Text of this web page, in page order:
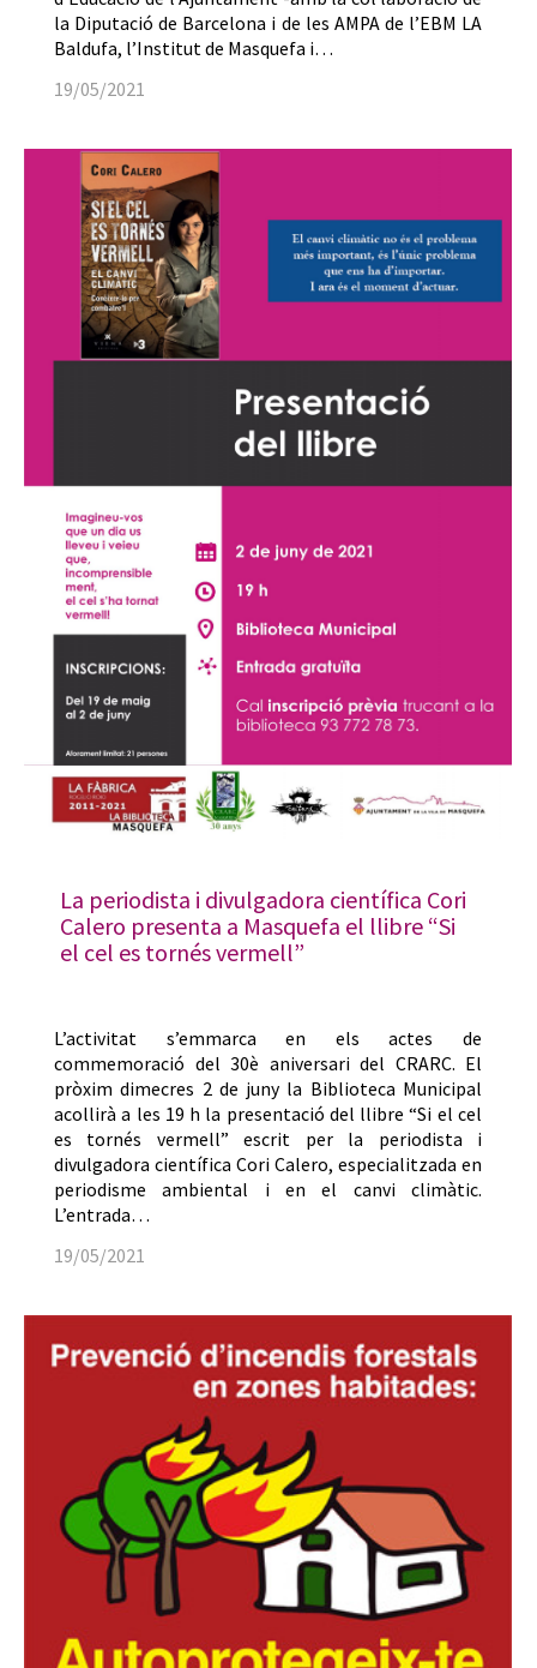
la Diputació de Barcelona i de les AMPA de l’EBM LA
Baldufa, l’Institut de Masquefa i…
19/05/2021
La periodista i divulgadora científica Cori
Calero presenta a Masquefa el llibre “Si
el cel es tornés vermell”
L’activitat s’emmarca en els actes de
commemoració del 30è aniversari del CRARC. El
pròxim dimecres 2 de juny la Biblioteca Municipal
acollirà a les 19 h la presentació del llibre “Si el cel
es tornés vermell” escrit per la periodista i
divulgadora científica Cori Calero, especialitzada en
periodisme ambiental i en el canvi climàtic.
L’entrada…
19/05/2021